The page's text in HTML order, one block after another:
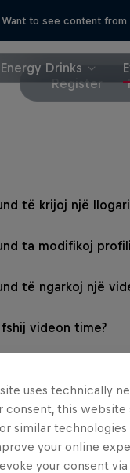
Want to see content
Energy Drinks
Register
të krijoj një
ta modifikoj
të ngarkoj një
videon time?
të
uses technically
consent, this
similar
your online
your consent